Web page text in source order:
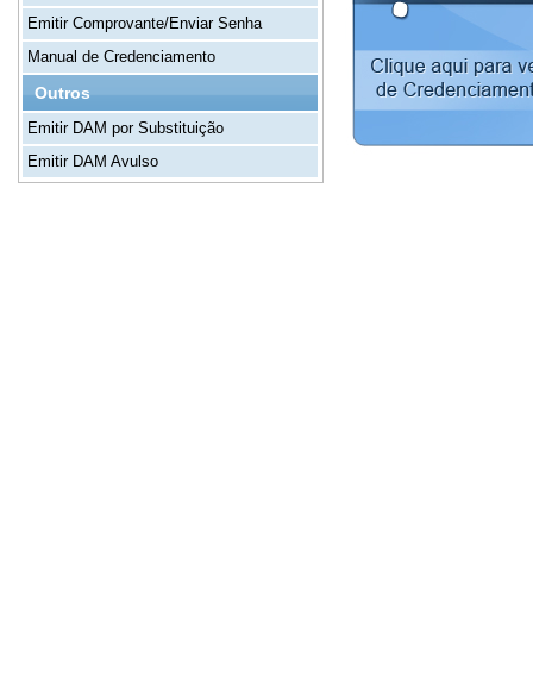
Emitir Comprovante/Enviar Senha
Manual de Credenciamento
Outros
Emitir DAM por Substituição
Emitir DAM Avulso